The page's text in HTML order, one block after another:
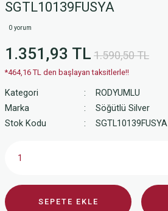
SGTL10139FUSYA
0 yorum
1.351,93 TL 1.590,50 TL
*464,16 TL den başlayan taksitlerle!!
Kategori
RODYUMLU
Marka
Söğütlü Silver
Stok Kodu
SGTL10139FUSYA
SEPETE EKLE